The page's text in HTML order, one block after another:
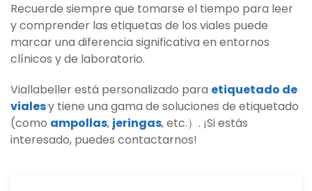
Recuerde siempre que tomarse el tiempo para leer
y comprender las etiquetas de los viales puede
marcar una diferencia significativa en entornos
clínicos y de laboratorio.
Viallabeller está personalizado para etiquetado de
vialesy tiene una gama de soluciones de etiquetado
(como ampollas, jeringas, etc.）. ¡Si estás
interesado, puedes contactarnos!